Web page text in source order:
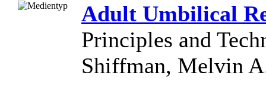
Adult Umbilical
Principles and
Shiffman, Melvin